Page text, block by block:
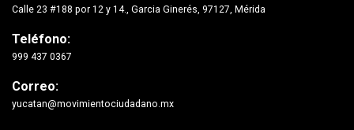
Calle 23 #188 por 12 y 14., Garcia Ginerés, 97127, Mérida
Teléfono:
999 437 0367
Correo:
yucatan@movimientociudadano.mx